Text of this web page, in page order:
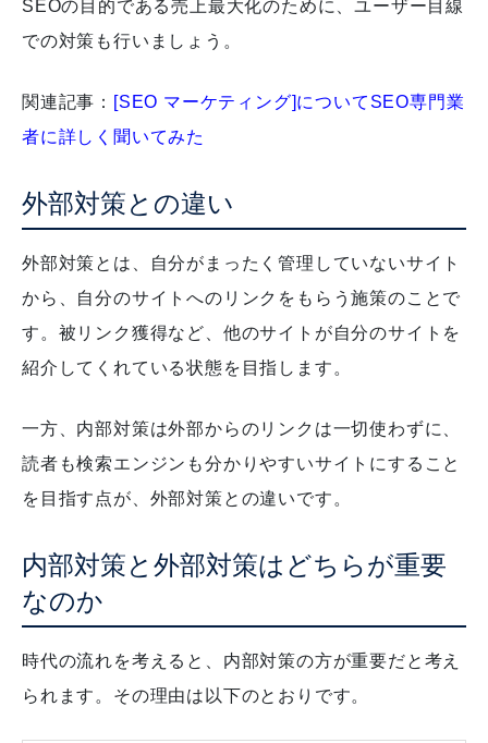
SEOの目的である売上最大化のために、ユーザー目線
での対策も行いましょう。
関連記事： [SEO マーケティング]についてSEO専門業
者に詳しく聞いてみた
外部対策との違い
外部対策とは、自分がまったく管理していないサイト
から、自分のサイトへのリンクをもらう施策のことで
す。被リンク獲得など、他のサイトが自分のサイトを
紹介してくれている状態を目指します。
一方、内部対策は外部からのリンクは一切使わずに、
読者も検索エンジンも分かりやすいサイトにすること
を目指す点が、外部対策との違いです。
内部対策と外部対策はどちらが重要
なのか
時代の流れを考えると、内部対策の方が重要だと考え
られます。その理由は以下のとおりです。